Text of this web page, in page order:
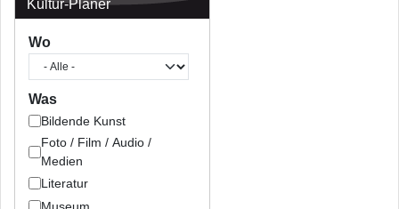
Kultur-Planer
Wo
Was
Bildende Kunst
Foto / Film / Audio /
Medien
Literatur
Museum